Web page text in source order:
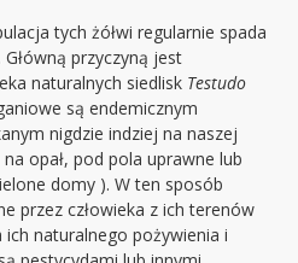
tych żółwi regularnie spada
przyczyną jest
naturalnych siedlisk Testudo
są endemicznym
nigdzie indziej na naszej
opał, pod pola uprawne lub
domy ). W ten sposób
przez człowieka z ich terenów
naturalnego pożywienia i